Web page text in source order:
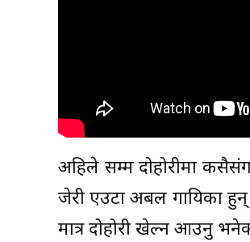
अहिले सम्म दोहोरीमा
जेरी एउटा अबल गायिका
मात्र दोहोरी खेल्न आउनु